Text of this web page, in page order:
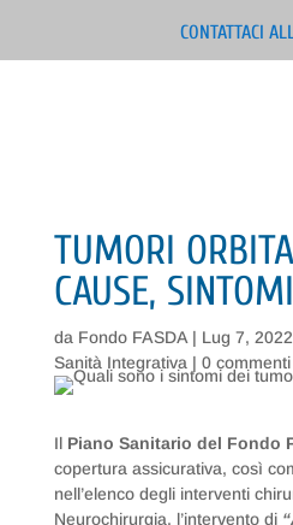
CONTATTACI
TUMORI
CAUSE,
da Fondo FASDA| Lug 7, 2022
Sanità Integrativa | 0 commenti
Il Piano Sanitario del Fondo
copertura assicurativa, così
nell’elenco degli interventi
Neurochirurgia, l’intervento di